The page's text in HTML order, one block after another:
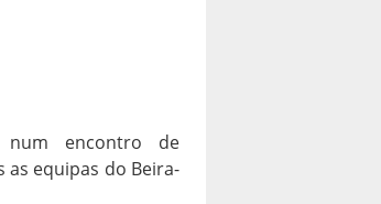
num encontro de
equipas do Beira-